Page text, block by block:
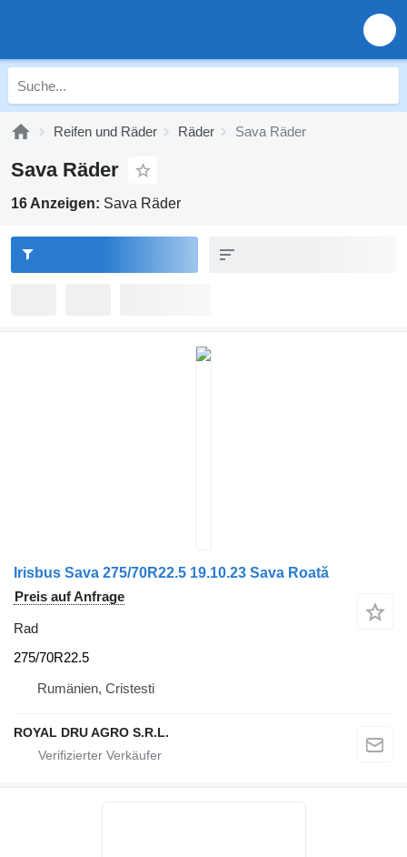
Reifen und Räder Räder Sava Räder
Sava Räder
16 Anzeigen: Sava Räder
Irisbus Sava 275/70R22.5 19.10.23 Sava Roată
Preis auf Anfrage
Rad
275/70R22.5
Rumänien, Cristesti
ROYAL DRU AGRO S.R.L.